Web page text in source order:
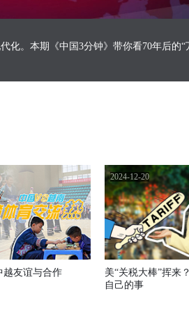
化。本期《中国3分钟》带你看70年后的“
越友谊与合作
2024-12-20
美“关税大棒”挥来
自己的事